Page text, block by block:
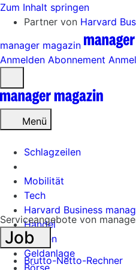
Zum Inhalt springen
Partner von Harvard
manager magazin
Anmelden Abonnement
öffnen
Menü
Schlagzeilen
Mobilität
Tech
Harvard Business
Handel
Banken
Geldanlage
Börse
Serviceangebote von
Job
Brutto-Netto-Rechner